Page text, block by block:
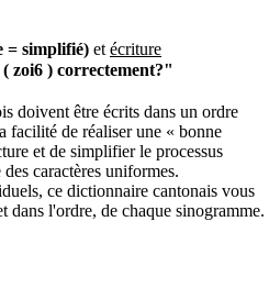
= simplifié) et écriture
zoi6 ) correctement?"
doivent être écrits dans un ordre
facilité de réaliser une « bonne
et de simplifier le processus
caractères uniformes.
ce dictionnaire cantonais vous
dans l'ordre, de chaque sinogramme.